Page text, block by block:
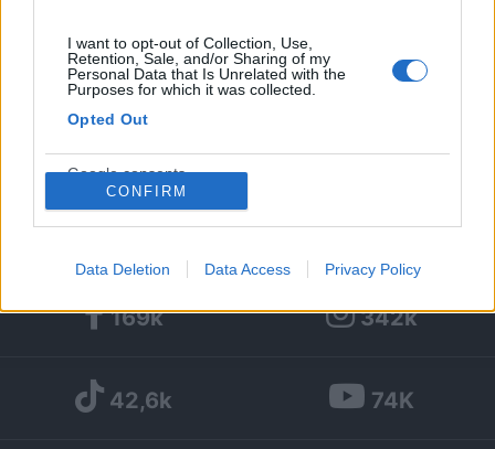
I want to opt-out of Collection, Use,
Retention, Sale, and/or Sharing of my
Personal Data that Is Unrelated with the
Purposes for which it was collected.
Opted Out
Google consents
I want to allow Google to enable storage
device identifiers in apps.
I want to allow my user data to be sent to
I want to allow Google to send me
CONFIRM
Data Deletion Data Access Privacy Policy
Argomenti recenti
COMPORTAMENTI
Vorrei conoscere le opinioni in merito ad una frequente usanza di
camperisti (secondo me i...
korsara Oggi alle 13:51
169k 342k
42,6k 74K